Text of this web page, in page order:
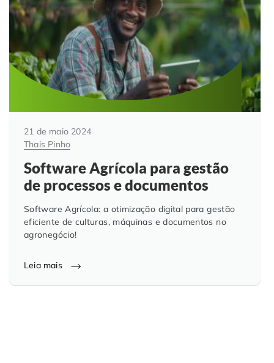
Automação de Processos
Educação Corporativa
Gerenciamento de NF-e
Adequação à LGPD
Assinatura Digital
Auditoria de Processos
Transformação Digital
Controle e Organização de Documentos Físicos
Hospitais e Clínicas
Instituições de Ensino
Departamento Pessoal
Departamento Financeiro
Cooperativas
Cases de Sucesso
Nossas Unidades
Blog
Trabalhe Conosco
O QUE NOS DIFERENCIA? DESCUBRA
21 de maio 2024
Thais Pinho
Software Agrícola para gestão
de processos e documentos
Software Agrícola: a otimização digital para gestão
eficiente de culturas, máquinas e documentos no
agronegócio!
Leia mais